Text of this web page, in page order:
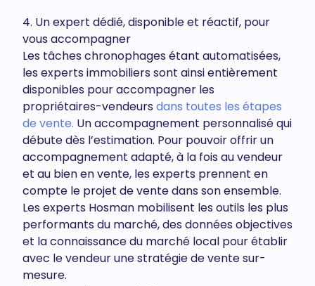
4. Un expert dédié, disponible et réactif, pour
vous accompagner
Les tâches chronophages étant automatisées,
les experts immobiliers sont ainsi entièrement
disponibles pour accompagner les
propriétaires-vendeursdans toutes les étapes
de vente. Un accompagnement personnalisé qui
débute dès l’estimation. Pour pouvoir offrir un
accompagnement adapté, à la fois au vendeur
et au bien en vente, les experts prennent en
compte le projet de vente dans son ensemble.
Les experts Hosman mobilisent les outils les plus
performants du marché, des données objectives
et la connaissance du marché local pour établir
avec le vendeur une stratégie de vente sur-
mesure.